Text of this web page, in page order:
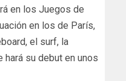
en los Juegos de
en los de París,
el surf, la
hará su debut en unos